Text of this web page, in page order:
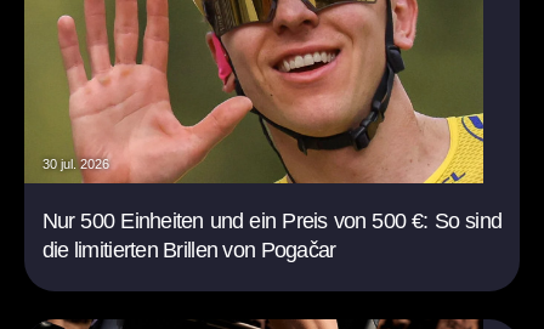
30 jul. 2026
Nur 500 Einheiten und ein Preis von 500 €: So sind
die limitierten Brillen von Pogačar